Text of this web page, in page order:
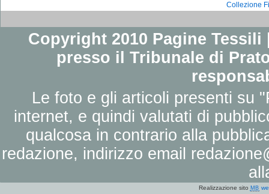
Collezione
Copyright 2010 Pagine
presso il Tribunale di
Le foto e gli articoli presenti su
internet, e quindi valutati di
qualcosa in contrario alla
redazione, indirizzo email
Realizzazione sito MB